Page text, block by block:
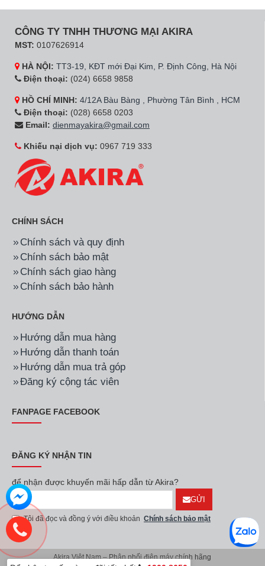
CÔNG TY TNHH THƯƠNG MẠI AKIRA
MST: 0107626914
HÀ NỘI: TT3-19, KĐT mới Đại Kim, P. Định Công, Hà Nội
Điện thoại: (024) 6658 9858
HỒ CHÍ MINH: 4/12A Bàu Bàng , Phường Tân Bình , HCM
Điện thoại: (028) 6658 0203
Email: dienmayakira@gmail.com
Khiếu nại dịch vụ: 0967 719 333
CHÍNH SÁCH
Chính sách và quy định
Chính sách bảo mật
Chính sách giao hàng
Chính sách bảo hành
HƯỚNG DẪN
Hướng dẫn mua hàng
Hướng dẫn thanh toán
Hướng dẫn mua trả góp
Đăng ký cộng tác viên
FANPAGE FACEBOOK
ĐĂNG KÝ NHẬN TIN
để nhận được khuyến mãi hấp dẫn từ Akira?
GỬI
Tôi đã đọc và đồng ý với điều khoản Chính sách bảo mật
Akira Việt Nam – Phân phối điện máy chính hãng